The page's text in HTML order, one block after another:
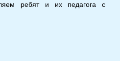
ребят и их педагога с